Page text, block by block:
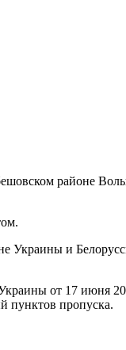
районе
Украины и
от 17 июня
пунктов пропуска.